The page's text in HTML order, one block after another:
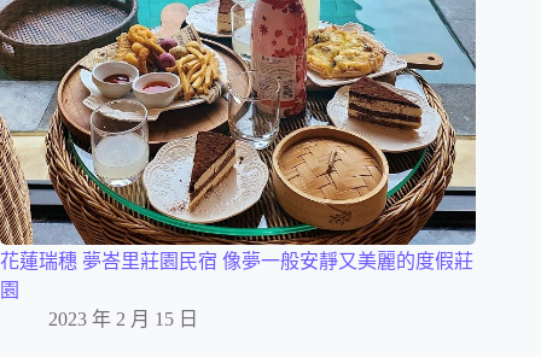
花蓮瑞穗 夢峇里莊園民宿 像夢一般安靜又美麗的度假莊
園
2023 年 2 月 15 日